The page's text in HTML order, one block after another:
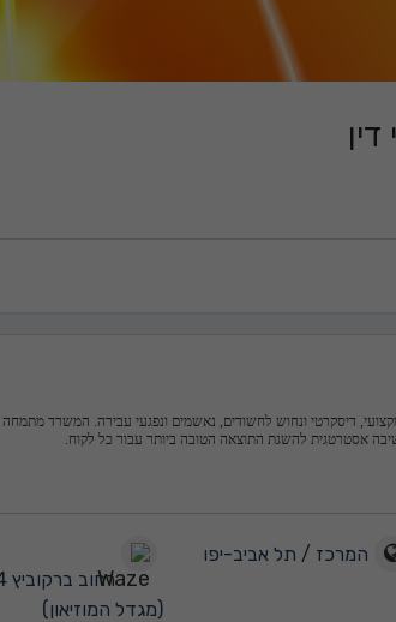
דיסקרטי ונחוש לחשודים, נאשמים ונפגעי עבירה. המשרד מתמחה
אסטרטגית להשגת התוצאה הטובה ביותר עבור כל לקוח.
המרכז / תל אביב-יפו
רחוב
(מגדל המוזיאון)